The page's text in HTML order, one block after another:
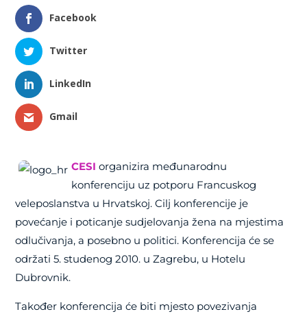
Facebook
Twitter
LinkedIn
Gmail
CESI organizira međunarodnu
konferenciju uz potporu Francuskog
veleposlanstva u Hrvatskoj. Cilj konferencije je
povećanje i poticanje sudjelovanja žena na mjestima
odlučivanja, a posebno u politici. Konferencija će se
održati 5. studenog 2010. u Zagrebu, u Hotelu
Dubrovnik.
Također konferencija će biti mjesto povezivanja